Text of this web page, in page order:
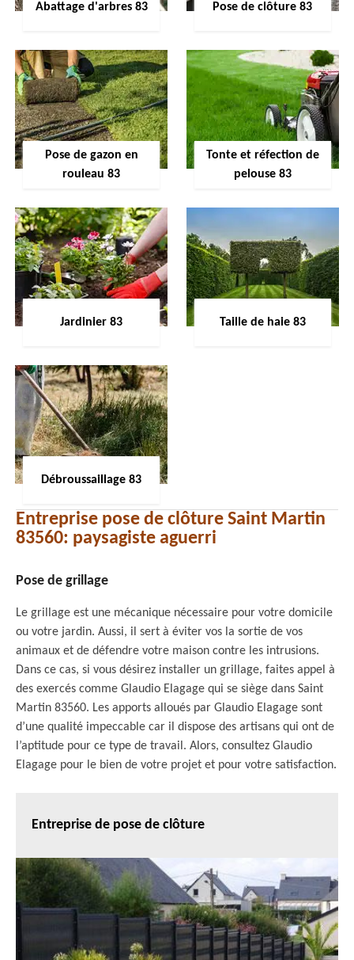
Abattage d'arbres 83 Pose de clôture 83
Pose de gazon en
rouleau 83
Tonte et réfection de
pelouse 83
Jardinier 83 Taille de haie 83
Débroussaillage 83
Entreprise pose de clôture Saint Martin
83560: paysagiste aguerri
Pose de grillage
Le grillage est une mécanique nécessaire pour votre domicile
ou votre jardin. Aussi, il sert à éviter vos la sortie de vos
animaux et de défendre votre maison contre les intrusions.
Dans ce cas, si vous désirez installer un grillage, faites appel à
des exercés comme Glaudio Elagage qui se siège dans Saint
Martin 83560. Les apports alloués par Glaudio Elagage sont
d’une qualité impeccable car il dispose des artisans qui ont de
l’aptitude pour ce type de travail. Alors, consultez Glaudio
Elagage pour le bien de votre projet et pour votre satisfaction.
Entreprise de pose de clôture